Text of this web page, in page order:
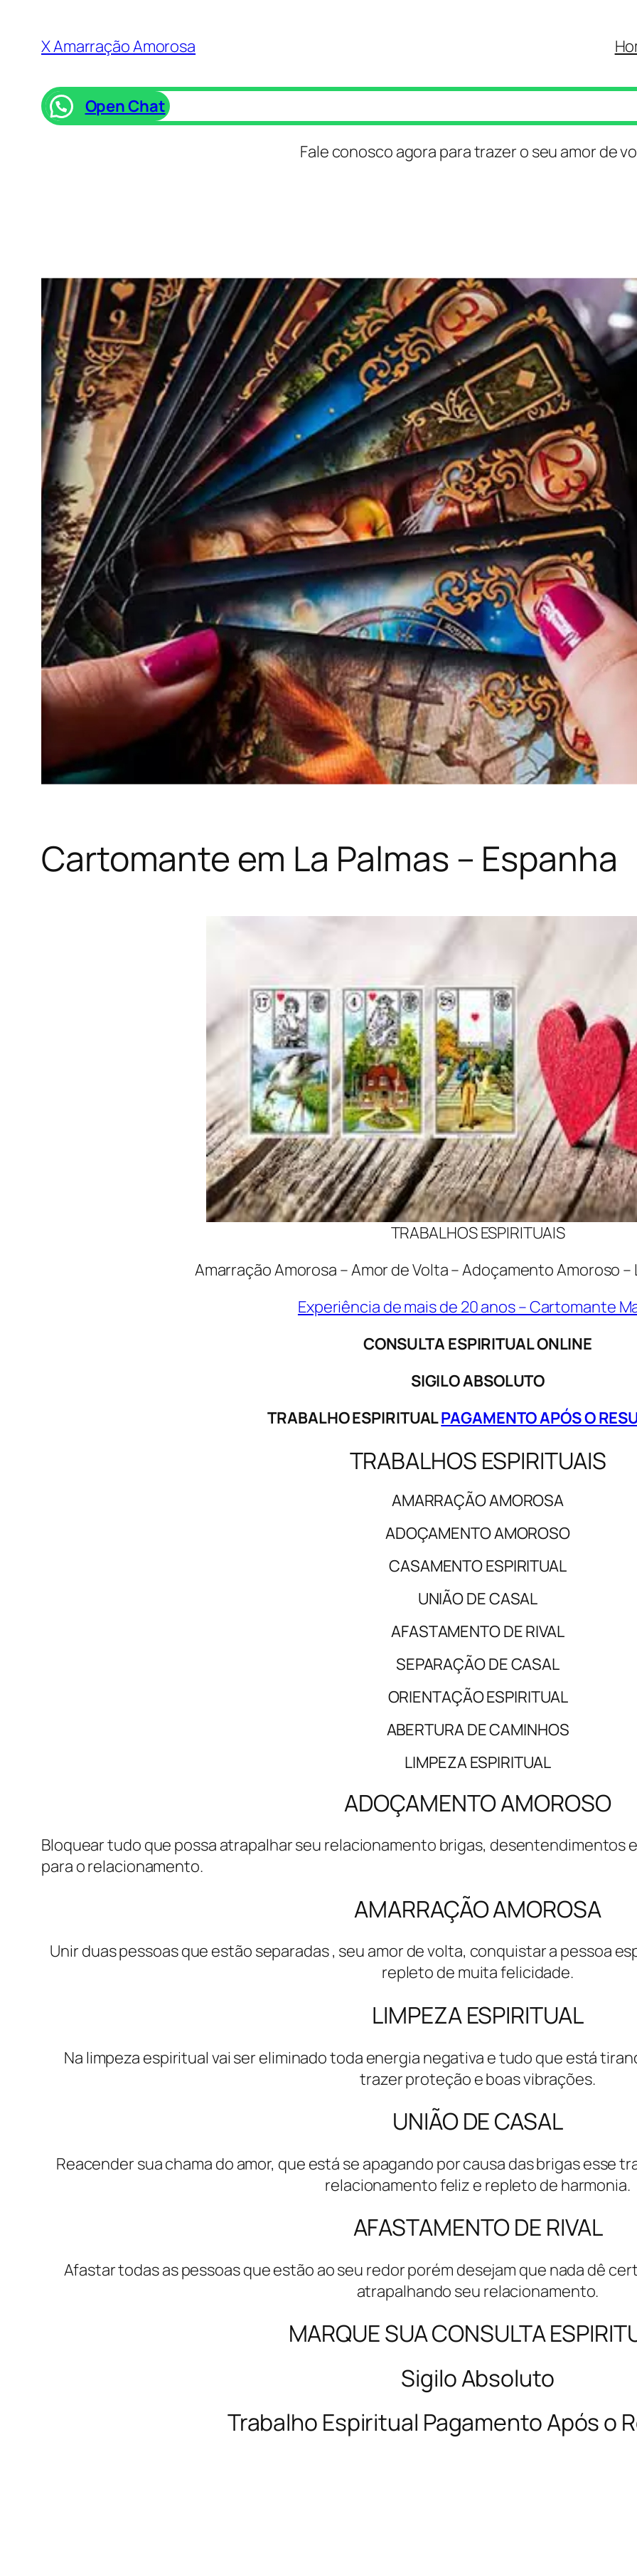
X Amarração Amorosa
Open Chat
Fale conosco agora para trazer o seu amor de
Cartomante em La Palmas – Espanha
TRABALHOS ESPIRITUAIS
Amarração Amorosa – Amor de Volta – Adoçamento Amoroso –
Experiência de mais de 20 anos – Cartomante
CONSULTA ESPIRITUAL ONLINE
SIGILO ABSOLUTO
TRABALHO ESPIRITUALPAGAMENTO APÓS O
TRABALHOS ESPIRITUAIS
AMARRAÇÃO AMOROSA
ADOÇAMENTO AMOROSO
CASAMENTO ESPIRITUAL
UNIÃO DE CASAL
AFASTAMENTO DE RIVAL
SEPARAÇÃO DE CASAL
ORIENTAÇÃO ESPIRITUAL
ABERTURA DE CAMINHOS
LIMPEZA ESPIRITUAL
ADOÇAMENTO AMOROSO
Bloquear tudo que possa atrapalhar seu relacionamento brigas, desentendimentos
para o relacionamento.
AMARRAÇÃO AMOROSA
Unir duas pessoas que estão separadas , seu amor de volta, conquistar a pessoa
repleto de muita felicidade.
LIMPEZA ESPIRITUAL
Na limpeza espiritual vai ser eliminado toda energia negativa e tudo que está
trazer proteção e boas vibrações.
UNIÃO DE CASAL
Reacender sua chama do amor, que está se apagando por causa das brigas esse
relacionamento feliz e repleto de harmonia.
AFASTAMENTO DE RIVAL
Afastar todas as pessoas que estão ao seu redor porém desejam que nada dê
atrapalhando seu relacionamento.
MARQUE SUA CONSULTA
Sigilo Absoluto
Trabalho Espiritual Pagamento Após o